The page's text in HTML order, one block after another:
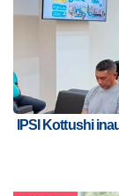
IPSI Kottushi